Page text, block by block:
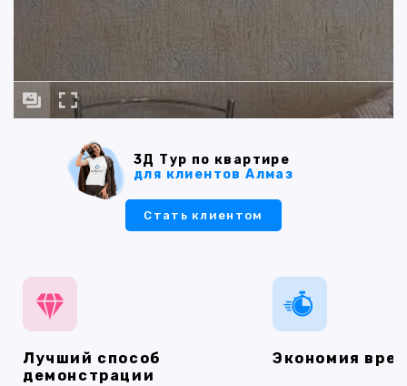
3Д Тур по квартире
для клиентов Алмаз
Стать клиентом
Лучший способ
демонстрации
Экономия